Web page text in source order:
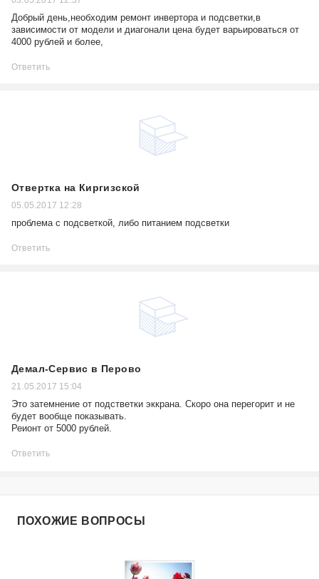
Добрый день,необходим ремонт инвертора и подсветки,в
зависимости от модели и диагонали цена будет варьироваться от
4000 рублей и более,
Ответить
Отвертка на Киргизской
05.05.2017 12:28
проблема с подсветкой, либо питанием подсветки
Ответить
Демал-Сервис в Перово
21.05.2017 15:04
Это затемнение от подстветки эккрана. Скоро она перегорит и не
будет вообще показывать.
Реионт от 5000 рублей.
Ответить
ПОХОЖИЕ ВОПРОСЫ